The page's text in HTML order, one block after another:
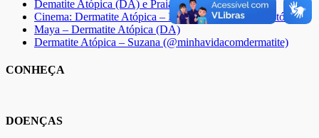
Dematite Atópica (DA) e Praia
Cinema: Dermatite Atópica – Dá para Mudar essa História
Maya – Dermatite Atópica (DA)
Dermatite Atópica – Suzana (@minhavidacomdermatite)
CONHEÇA
DOENÇAS